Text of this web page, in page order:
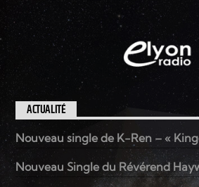
ACTUALITÉ
Nouveau single de K-Ren – «
Nouveau Single du Révérend